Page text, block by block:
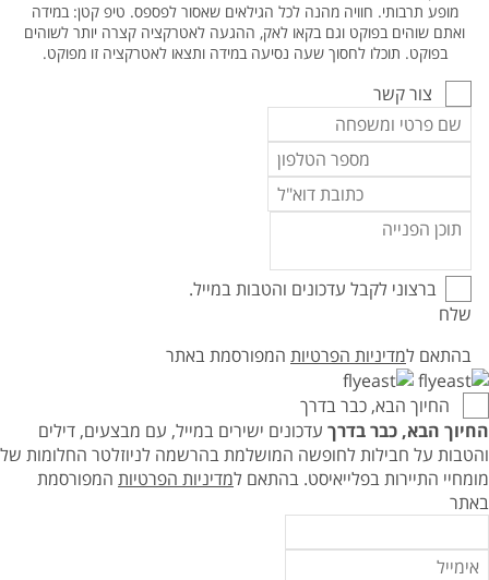
מופע תרבותי. חוויה מהנה לכל הגילאים שאסור לפספס. טיפ קטן: במידה
ואתם שוהים בפוקט וגם בקאו לאק, ההגעה לאטרקציה קצרה יותר לשוהים
בפוקט. תוכלו לחסוך שעה נסיעה במידה ותצאו לאטרקציה זו מפוקט.
צור קשר
ברצוני לקבל עדכונים והטבות במייל.
שלח
בהתאם למדיניות הפרטיות המפורסמת באתר
החיוך הבא, כבר בדרך
החיוך הבא, כבר בדרך עדכונים ישירים במייל, עם מבצעים, דילים
והטבות על חבילות לחופשה המושלמת בהרשמה לניוזלטר החלומות של
מומחיי התיירות בפלייאיסט. בהתאם למדיניות הפרטיות המפורסמת
באתר